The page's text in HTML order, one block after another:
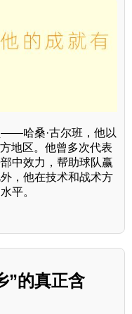
——哈桑·古尔班，他以
地区。他曾多次代表
中效力，帮助球队赢
，他在技术和战术方
平。
”的真正含